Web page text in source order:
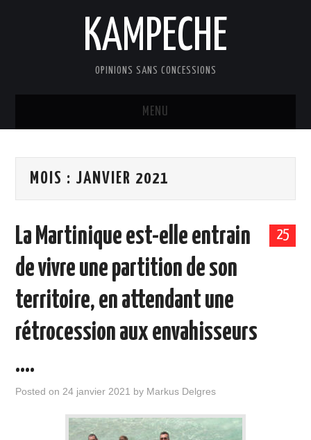
KAMPECHE
OPINIONS SANS CONCESSIONS
MENU
DOSSIERS
LES CONTRIBUTIONS
MOIS : JANVIER 2021
25
La Martinique est-elle entrain
de vivre une partition de son
territoire, en attendant une
rétrocession aux envahisseurs
….
Posted on 24 janvier 2021 by Markus Delgres